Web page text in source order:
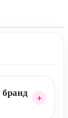
бранд